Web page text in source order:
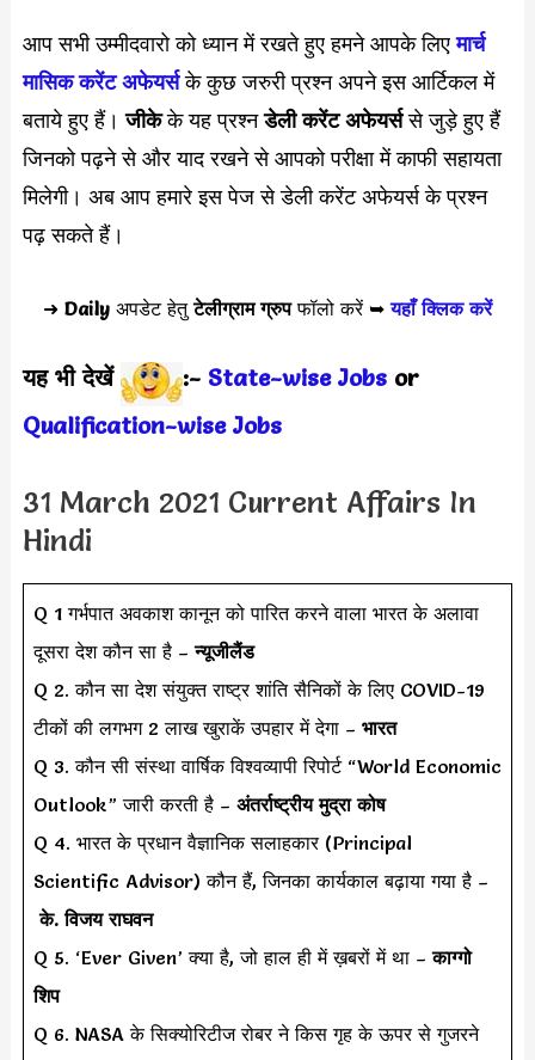
आप सभी उम्मीदवारो को ध्यान में रखते हुए हमने आपके लिएमार्च
मासिक करेंट अफेयर्सके कुछ जरुरी प्रश्न अपने इस आर्टिकल में
बताये हुए हैं।जीकेके यह प्रश्नडेली करेंट अफेयर्ससे जुड़े हुए हैं
जिनको पढ़ने से और याद रखने से आपको परीक्षा में काफी सहायता
मिलेगी। अब आप हमारे इस पेज से डेली करेंट अफेयर्स के प्रश्न
पढ़ सकते हैं।
➜ Daily अपडेट हेतुटेलीग्राम ग्रुपफॉलो करें ➥यहाँ क्लिक करें
यह भी देखें :- State-wise Jobs or
Qualification-wise Jobs
31 March 2021 Current Affairs In
Hindi
Q 1 गर्भपात अवकाश कानून को पारित करने वाला भारत के अलावा
दूसरा देश कौन सा है –न्यूजीलैंड
Q 2. कौन सा देश संयुक्त राष्ट्र शांति सैनिकों के लिए COVID-19
टीकों की लगभग 2 लाख खुराकें उपहार में देगा – भारत
Q 3. कौन सी संस्था वार्षिक विश्वव्यापी रिपोर्ट “World Economic
Outlook” जारी करती है – अंतर्राष्ट्रीय मुद्रा कोष
Q 4. भारत के प्रधान वैज्ञानिक सलाहकार (Principal
Scientific Advisor) कौन हैं, जिनका कार्यकाल बढ़ाया गया है –
के. विजय राघवन
Q 5. ‘Ever Given’ क्या है, जो हाल ही में ख़बरों में था –काग्गो
शिप
Q 6. NASA के सिक्योरिटीज रोबर ने किस गृह के ऊपर से गुजरने